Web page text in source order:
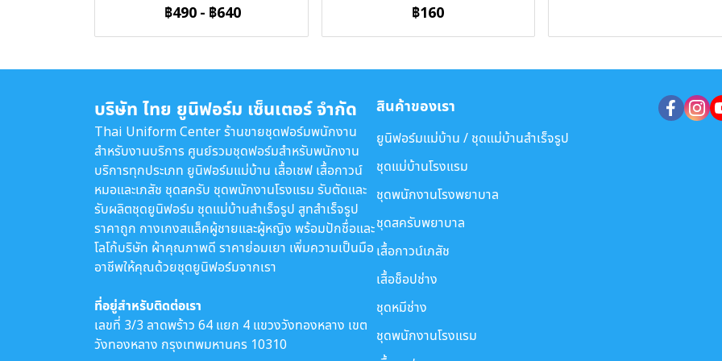
฿490 - ฿640 ฿160
บริษัท ไทย ยูนิฟอร์ม เซ็นเตอร์ จำกัด
Thai Uniform Center ร้านขายชุดฟอร์มพนักงาน
สำหรับงานบริการ ศูนย์รวมชุดฟอร์มสำหรับพนักงาน
บริการทุกประเภท ยูนิฟอร์มแม่บ้าน เสื้อเชฟ เสื้อกาวน์
หมอและเภสัช ชุดสครับ ชุดพนักงานโรงแรม รับตัดและ
รับผลิตชุดยูนิฟอร์ม ชุดแม่บ้านสำเร็จรูป สูทสำเร็จรูป
ราคาถูก กางเกงสแล็คผู้ชายและผู้หญิง พร้อมปักชื่อและ
โลโก้บริษัท ผ้าคุณภาพดี ราคาย่อมเยา เพิ่มความเป็นมือ
อาชีพให้คุณด้วยชุดยูนิฟอร์มจากเรา
ที่อยู่สำหรับติดต่อเรา
เลขที่ 3/3 ลาดพร้าว 64 แยก 4 แขวงวังทองหลาง เขต
วังทองหลาง กรุงเทพมหานคร 10310
สินค้าของเรา
ยูนิฟอร์มแม่บ้าน / ชุดแม่บ้านสำเร็จรูป
ชุดแม่บ้านโรงแรม
ชุดพนักงานโรงพยาบาล
ชุดสครับพยาบาล
เสื้อกาวน์เภสัช
เสื้อช็อปช่าง
ชุดหมีช่าง
ชุดพนักงานโรงแรม